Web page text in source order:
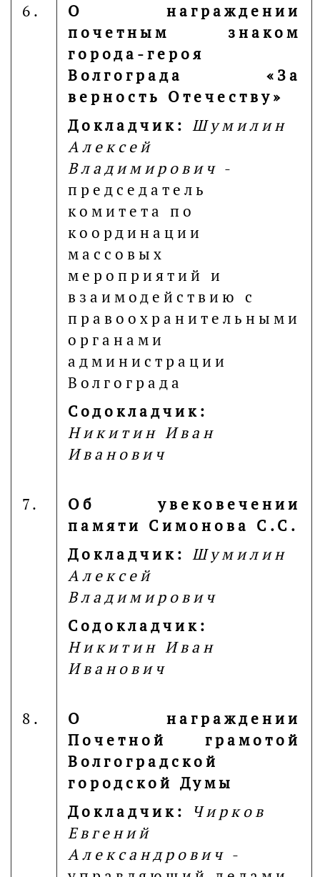
6.
О награждении
почетным знаком
города-героя
Волгограда «За
верность Отечеству»
Докладчик: Шумилин
Алексей
Владимирович -
председатель
комитета по
координации
массовых
мероприятий и
взаимодействию с
правоохранительными
органами
администрации
Волгограда
Содокладчик:
Никитин Иван
Иванович
7.
Об увековечении
памяти Симонова С.С.
Докладчик: Шумилин
Алексей
Владимирович
Содокладчик:
Никитин Иван
Иванович
8.
О награждении
Почетной грамотой
Волгоградской
городской Думы
Докладчик:
Чирков
Евгений
Александрович -